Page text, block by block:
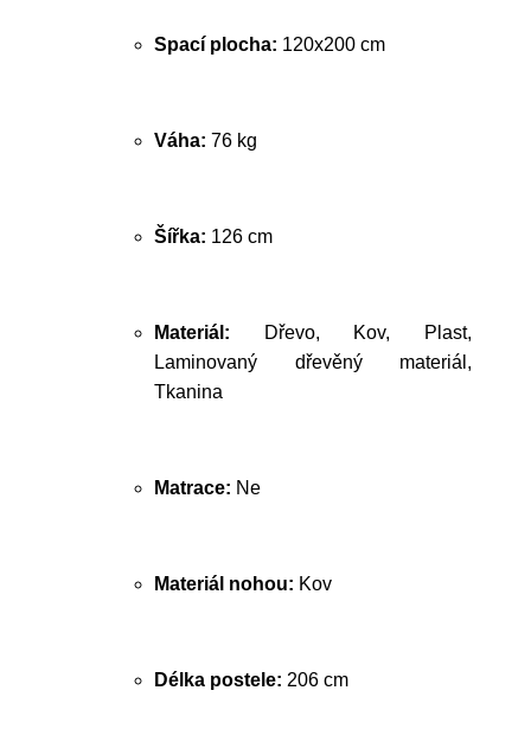
Spací plocha: 120x200 cm
Váha: 76 kg
Šířka: 126 cm
Materiál: Dřevo, Kov, Plast,
Laminovaný dřevěný materiál,
Tkanina
Matrace: Ne
Materiál nohou: Kov
Délka postele: 206 cm